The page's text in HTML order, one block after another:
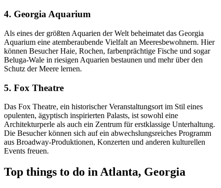
4. Georgia Aquarium
Als eines der größten Aquarien der Welt beheimatet das Georgia
Aquarium eine atemberaubende Vielfalt an Meeresbewohnern. Hier
können Besucher Haie, Rochen, farbenprächtige Fische und sogar
Beluga-Wale in riesigen Aquarien bestaunen und mehr über den
Schutz der Meere lernen.
5. Fox Theatre
Das Fox Theatre, ein historischer Veranstaltungsort im Stil eines
opulenten, ägyptisch inspirierten Palasts, ist sowohl eine
Architekturperle als auch ein Zentrum für erstklassige Unterhaltung.
Die Besucher können sich auf ein abwechslungsreiches Programm
aus Broadway-Produktionen, Konzerten und anderen kulturellen
Events freuen.
Top things to do in Atlanta, Georgia